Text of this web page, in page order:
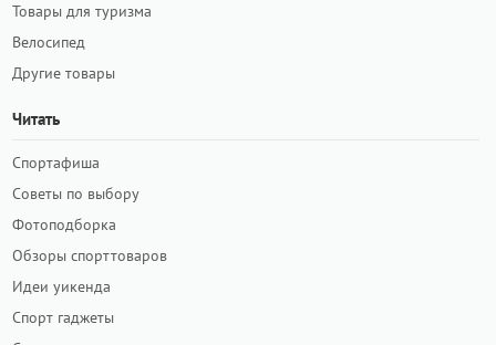
Товары для туризма
Велосипед
Другие товары
Читать
Спортафиша
Советы по выбору
Фотоподборка
Обзоры спорттоваров
Идеи уикенда
Спорт гаджеты